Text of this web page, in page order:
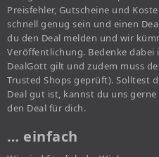
Preisfehler, Gutscheine und
schnell genug sein und einen
du den Deal melden und wir
Veröffentlichung. Bedenke dabei
DealGott gilt und zudem muss
Trusted Shops geprüft). Solltest
Deal gut ist, kannst du uns
den Deal für dich.
… einfach